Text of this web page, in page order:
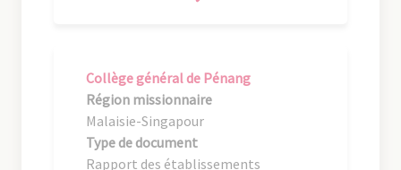
Collège général de Pénang
Région missionnaire
Malaisie-Singapour
Type de document
Rapport des établissements